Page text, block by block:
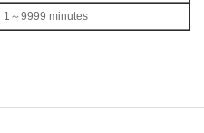
1～9999 minutes